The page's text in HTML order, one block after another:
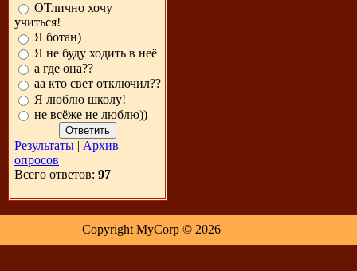
ОТлично хочу
учиться!
Я ботан)
Я не буду ходить в неё
а где она??
аа кто свет отключил??
Я люблю школу!
не всёже не люблю))
Результаты | Архив
опросов
Всего ответов: 97
Copyright MyCorp © 2026